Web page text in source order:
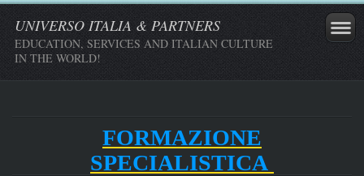
UNIVERSO ITALIA & PARTNERS
EDUCATION, SERVICES AND ITALIAN CULTURE
IN THE WORLD!
FORMAZIONE
SPECIALISTICA